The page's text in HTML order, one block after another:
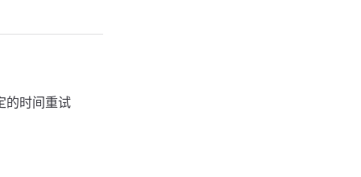
的时间重试